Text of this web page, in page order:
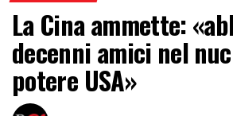
La Cina ammette:
decenni amici nel
potere USA»